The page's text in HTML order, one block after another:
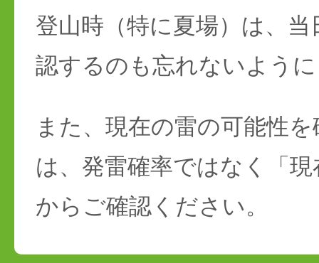
登山時（特に夏場）は、
認するのも忘れないよう
また、現在の雷の可能性
は、発雷確率ではなく「
からご確認ください。